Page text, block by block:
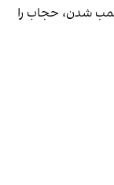
شدن، حجاب را